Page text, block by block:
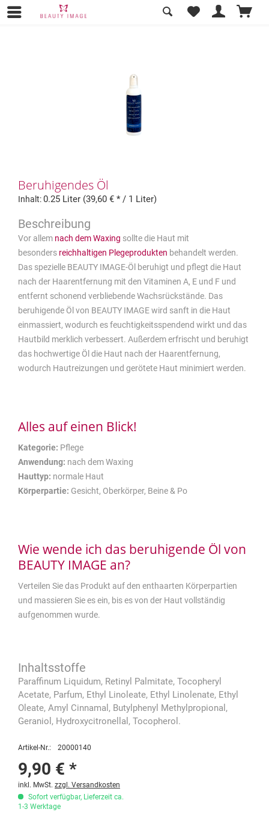
Übersicht Nach dem Waxing (post depil)
Beruhigendes Öl
Inhalt:0.25 Liter (39,60 € * / 1 Liter)
Vor allem nach dem Waxing sollte die Haut mit
besonders reichhaltigen Plegeprodukten behandelt werden.
Das spezielle BEAUTY IMAGE-Öl beruhigt und pflegt die Haut
nach der Haarentfernung mit den Vitaminen A, E und F und
entfernt schonend verbliebende Wachsrückstände. Das
beruhigende Öl von BEAUTY IMAGE wird sanft in die Haut
einmassiert, wodurch es feuchtigkeitsspendend wirkt und das
Hautbild merklich verbessert. Außerdem erfrischt und beruhigt
das hochwertige Öl die Haut nach der Haarentfernung,
wodurch Hautreizungen und gerötete Haut minimiert werden.
Alles auf einen Blick!
Kategorie: Pflege
Anwendung: nach dem Waxing
Hauttyp: normale Haut
Körperpartie: Gesicht, Oberkörper, Beine & Po
Wie wende ich das beruhigende Öl von
BEAUTY IMAGE an?
Verteilen Sie das Produkt auf den enthaarten Körperpartien
und massieren Sie es ein, bis es von der Haut vollständig
aufgenommen wurde.
Paraffinum Liquidum, Retinyl Palmitate, Tocopheryl
Acetate, Parfum, Ethyl Linoleate, Ethyl Linolenate, Ethyl
Oleate, Amyl Cinnamal, Butylphenyl Methylpropional,
Geraniol, Hydroxycitronellal, Tocopherol.
Artikel-Nr.: 20000140
9,90 € *
inkl. MwSt. zzgl. Versandkosten
Sofort verfügbar, Lieferzeit ca.
1-3 Werktage